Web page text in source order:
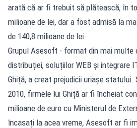
arată că ar fi trebuit să plătească, în
milioane de lei, dar a fost admisă la
de 140,8 milioane de lei.
Grupul Asesoft - format din mai multe
distribuției, soluțiilor WEB și integrare
Ghiță, a creat prejudicii uriașe statului.
2010, firmele lui Ghiță ar fi încheiat
milioane de euro cu Ministerul de
încasați la acea vreme, Asesoft ar fi